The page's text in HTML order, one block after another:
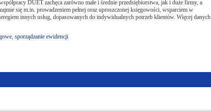
DUET zachęca zarówno małe i średnie przedsiębiorstwa, jak i duże firmy, a
się m.in. prowadzeniem pełnej oraz uproszczonej księgowości, wsparciem w
innych usług, dopasowanych do indywidualnych potrzeb klientów. Więcej danych
, sporządzanie ewidencji